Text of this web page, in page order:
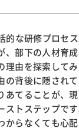
的な研修プロセ
、部下の人材育
理由を探索して
の背後に隠されて
あてることが、
ストステップです
らなくても心